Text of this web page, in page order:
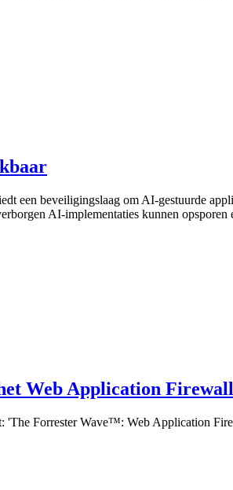
een beveiligingslaag om AI-gestuurde
AI-implementaties kunnen opsporen
Web Application
'The Forrester Wave™: Web Application